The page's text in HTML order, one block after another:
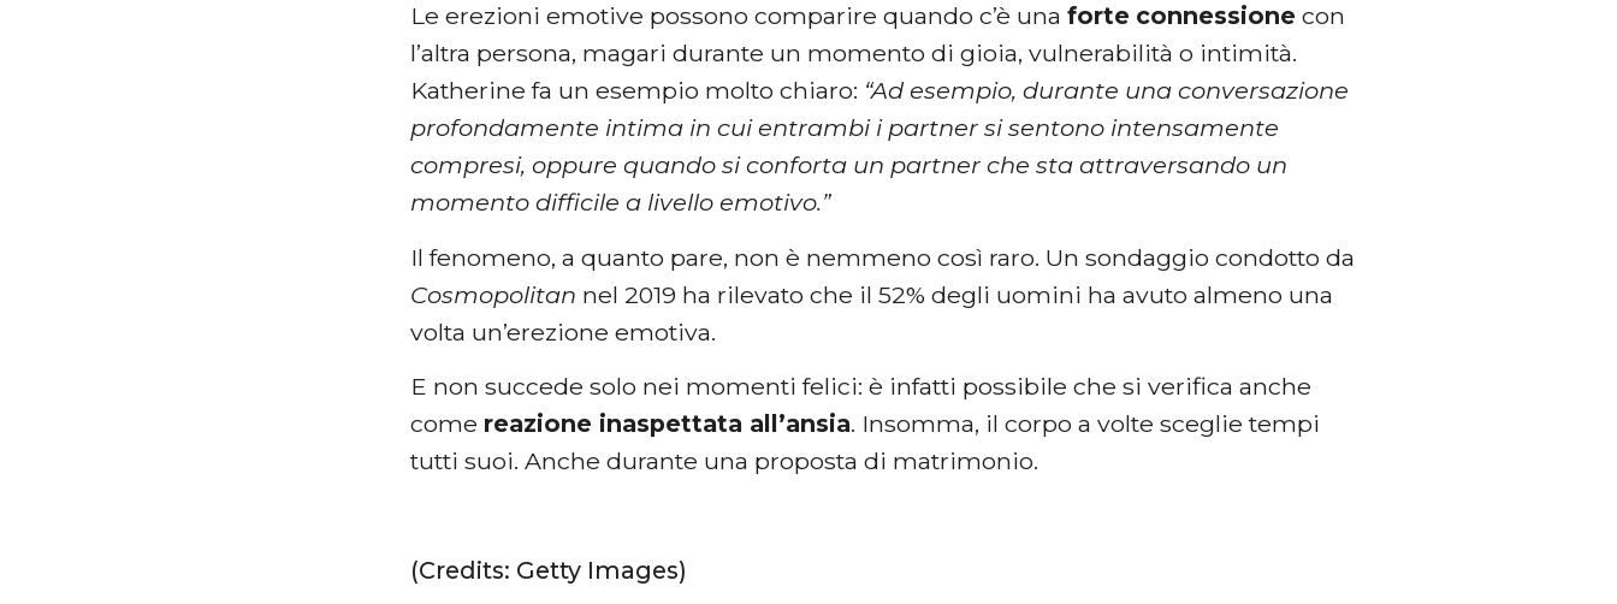
Le erezioni emotive possono comparire quando c’è unaforte connessione con
l’altra persona, magari durante un momento di gioia, vulnerabilità o intimità.
Katherine fa un esempio molto chiaro: “Ad esempio, durante una conversazione
profondamente intima in cui entrambi i partner si sentono intensamente
compresi, oppure quando si conforta un partner che sta attraversando un
momento difficile a livello emotivo.”
Il fenomeno, a quanto pare, non è nemmeno così raro. Un sondaggio condotto da
Cosmopolitan nel 2019 ha rilevato che il 52% degli uomini ha avuto almeno una
volta un’erezione emotiva.
E non succede solo nei momenti felici: è infatti possibile che si verifica anche
come reazione inaspettata all’ansia. Insomma, il corpo a volte sceglie tempi
tutti suoi. Anche durante una proposta di matrimonio.
(Credits: Getty Images)